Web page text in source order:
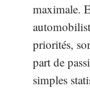
maximale.
priorités,
part de
simples